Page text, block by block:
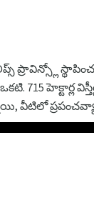
ప్రావిన్స్లో
715 హెక్టార్ల